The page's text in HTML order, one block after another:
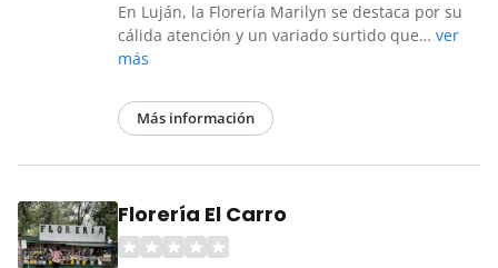
En Luján, la Florería Marilyn se destaca por su
cálida atención y un variado surtido que… ver
más
Más información
Florería El Carro